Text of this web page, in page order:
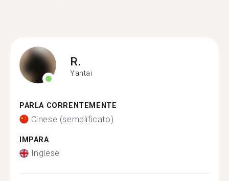
R.
Yantai
PARLA CORRENTEMENTE
Cinese (semplificato)
IMPARA
Inglese